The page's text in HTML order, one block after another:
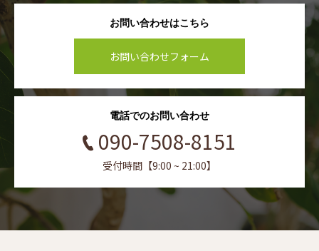
お問い合わせはこちら
お問い合わせフォーム
電話でのお問い合わせ
090-7508-8151
受付時間【9:00 ~ 21:00】